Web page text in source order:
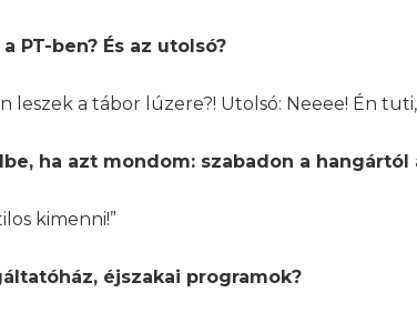
PT-ben? És az utolsó?
leszek a tábor lúzere?! Utolsó: Neeee! Én
ha azt mondom: szabadon a
kimenni!”
éjszakai programok?